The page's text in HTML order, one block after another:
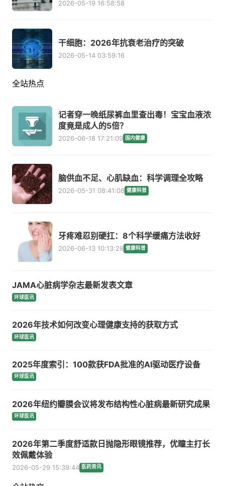
2026-05-19 16:58:58
干细胞：2026年抗衰老治疗的突破
2026-05-14 03:59:16
全站热点
记者穿一晚纸尿裤血里查出毒！宝宝血液浓
度竟是成人的5倍？
2026-06-18 17:21:09 国内健康
脑供血不足、心肌缺血：科学调理全攻略
2026-05-31 08:41:08 健康科普
牙疼难忍别硬扛：8个科学缓痛方法收好
2026-06-13 10:13:28 健康科普
JAMA心脏病学杂志最新发表文章
环球医讯
2026年技术如何改变心理健康支持的获取方式
环球医讯
2025年度索引：100款获FDA批准的AI驱动医疗设备
环球医讯
2026年纽约瓣膜会议将发布结构性心脏病最新研究成果
环球医讯
2026年第二季度舒适款日抛隐形眼镜推荐，优瞳主打长
效佩戴体验
2026-05-29 15:39:44 医药资讯